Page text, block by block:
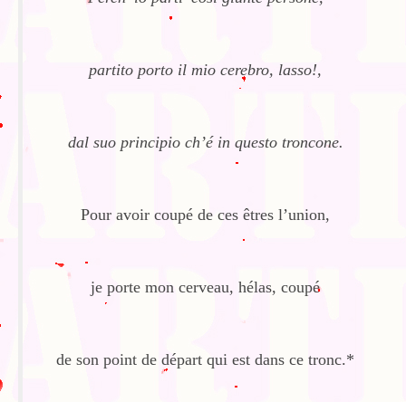
partito porto il mio cerebro, lasso!,
dal suo principio ch’é in questo troncone.
Pour avoir coupé de ces êtres l’union,
je porte mon cerveau, hélas, coupé
de son point de départ qui est dans ce tronc.*